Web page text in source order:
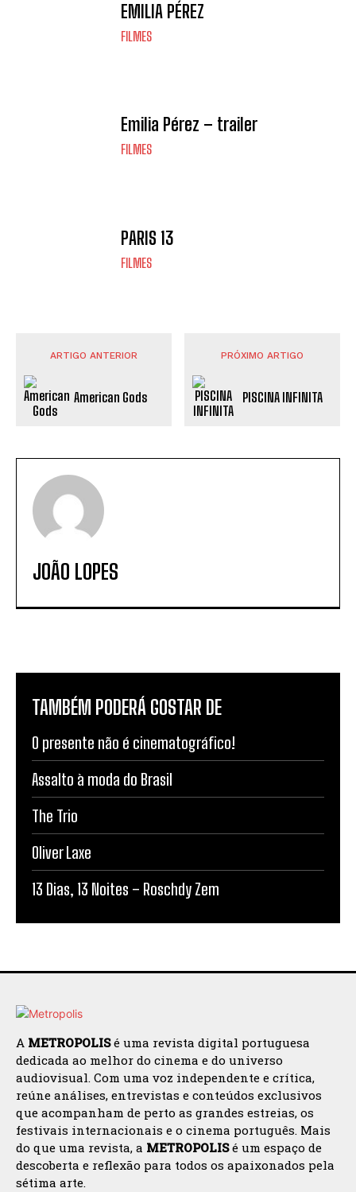
EMILIA PÉREZ
FILMES
Emilia Pérez – trailer
FILMES
PARIS 13
FILMES
ARTIGO ANTERIOR
American Gods
PRÓXIMO ARTIGO
PISCINA INFINITA
JOÃO LOPES
TAMBÉM PODERÁ GOSTAR DE
O presente não é cinematográfico!
Assalto à moda do Brasil
The Trio
Oliver Laxe
13 Dias, 13 Noites – Roschdy Zem
A METROPOLISé uma revista digital portuguesa
dedicada ao melhor do cinema e do universo
audiovisual. Com uma voz independente e crítica,
reúne análises, entrevistas e conteúdos exclusivos
que acompanham de perto as grandes estreias, os
festivais internacionais e o cinema português. Mais
do que uma revista, a METROPOLISé um espaço de
descoberta e reflexão para todos os apaixonados pela
sétima arte.